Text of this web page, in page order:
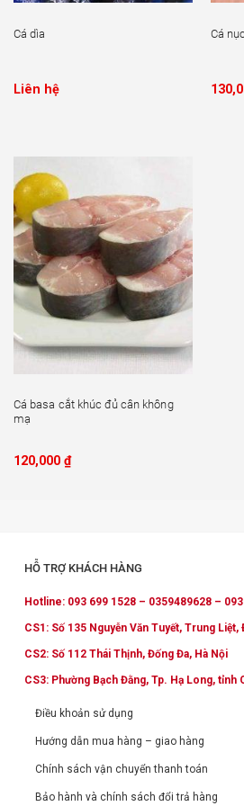
Cá dìa
Liên hệ
Cá
Cá basa cắt khúc đủ cân không
mạ
120,000 ₫
HỖ TRỢ KHÁCH HÀNG
Hotline: 093 699 1528 – 0359489628 –
CS1: Số 135 Nguyễn Văn Tuyết, Trung Liệt,
CS2: Số 112 Thái Thịnh, Đống Đa, Hà Nội
CS3: Phường Bạch Đằng, Tp. Hạ Long, tỉnh
Điều khoản sử dụng
Hướng dẫn mua hàng – giao hàng
Chính sách vận chuyển thanh toán
Bảo hành và chính sách đổi trả hàng